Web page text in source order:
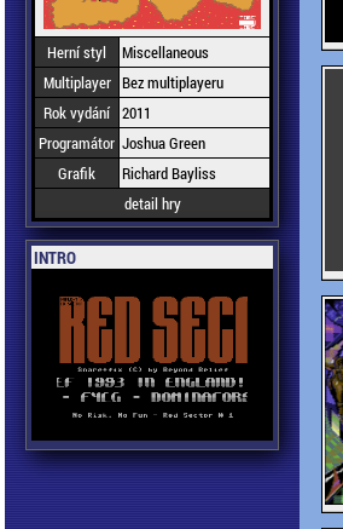
Herní styl
Miscellaneous
Multiplayer Bez multiplayeru
Rok vydání 2011
Programátor Joshua Green
Grafik
Richard Bayliss
detail hry
INTRO